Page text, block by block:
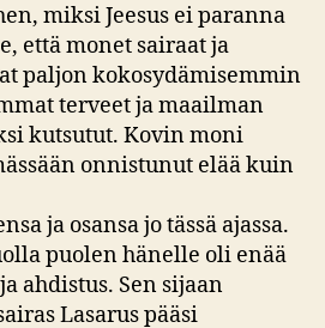
miksi Jeesus ei paranna
että monet sairaat ja
paljon kokosydämisemmin
terveet ja maailman
kutsutut. Kovin moni
onnistunut elää kuin
ja osansa jo tässä ajassa.
puolen hänelle oli enää
ahdistus. Sen sijaan
Lasarus pääsi